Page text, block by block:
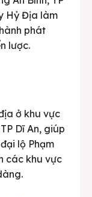
Hỷ Địa làm
phát
lược.
ở khu vực
Dĩ An, giúp
lộ Phạm
các khu vực